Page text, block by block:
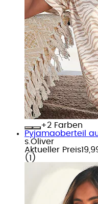
+
Farben
Pyjamaoberteil
s.Oliver
Aktueller Preis
( 1 )